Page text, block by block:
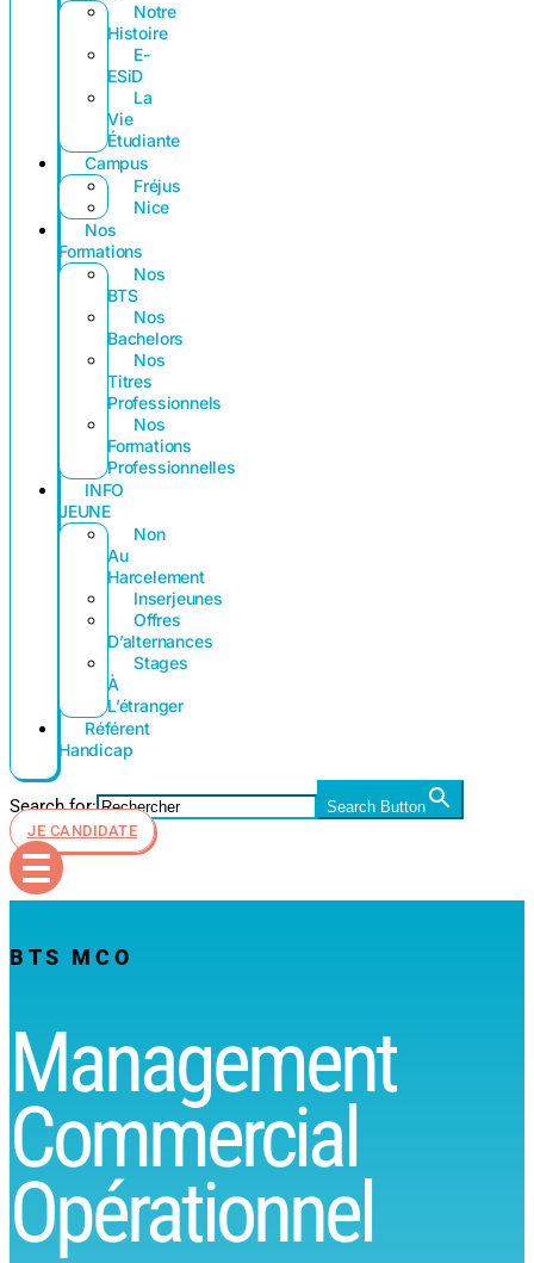
Notre
Histoire
E-
ESiD
La
Vie
Étudiante
Campus
Fréjus
Nice
Nos
Formations
Nos
BTS
Nos
Bachelors
Nos
Titres
Professionnels
Nos
Formations
Professionnelles
INFO
JEUNE
Non
Au
Harcelement
Inserjeunes
Offres
D’alternances
Stages
À
L’étranger
Référent
Handicap
Search for:
Search Button
JE CANDIDATE
BTS MCO
Management
Commercial
Opérationnel